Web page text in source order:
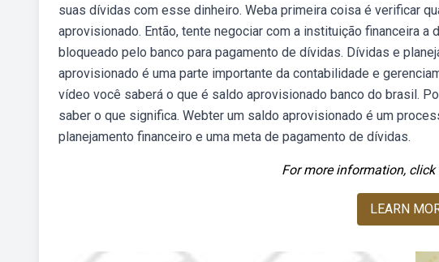
suas dívidas com esse dinheiro. Weba primeira coisa é verificar
aprovisionado. Então, tente negociar com a instituição financeira
bloqueado pelo banco para pagamento de dívidas. Dívidas e
aprovisionado é uma parte importante da contabilidade e
vídeo você saberá o que é saldo aprovisionado banco do brasil.
saber o que significa. Webter um saldo aprovisionado é um
planejamento financeiro e uma meta de pagamento de dívidas.
For more information, click
LEARN